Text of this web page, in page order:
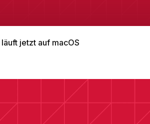
jetzt auf macOS